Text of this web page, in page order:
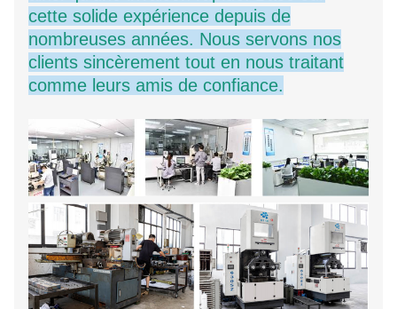
cette solide expérience depuis de
nombreuses années. Nous servons nos
clients sincèrement tout en nous traitant
comme leurs amis de confiance.